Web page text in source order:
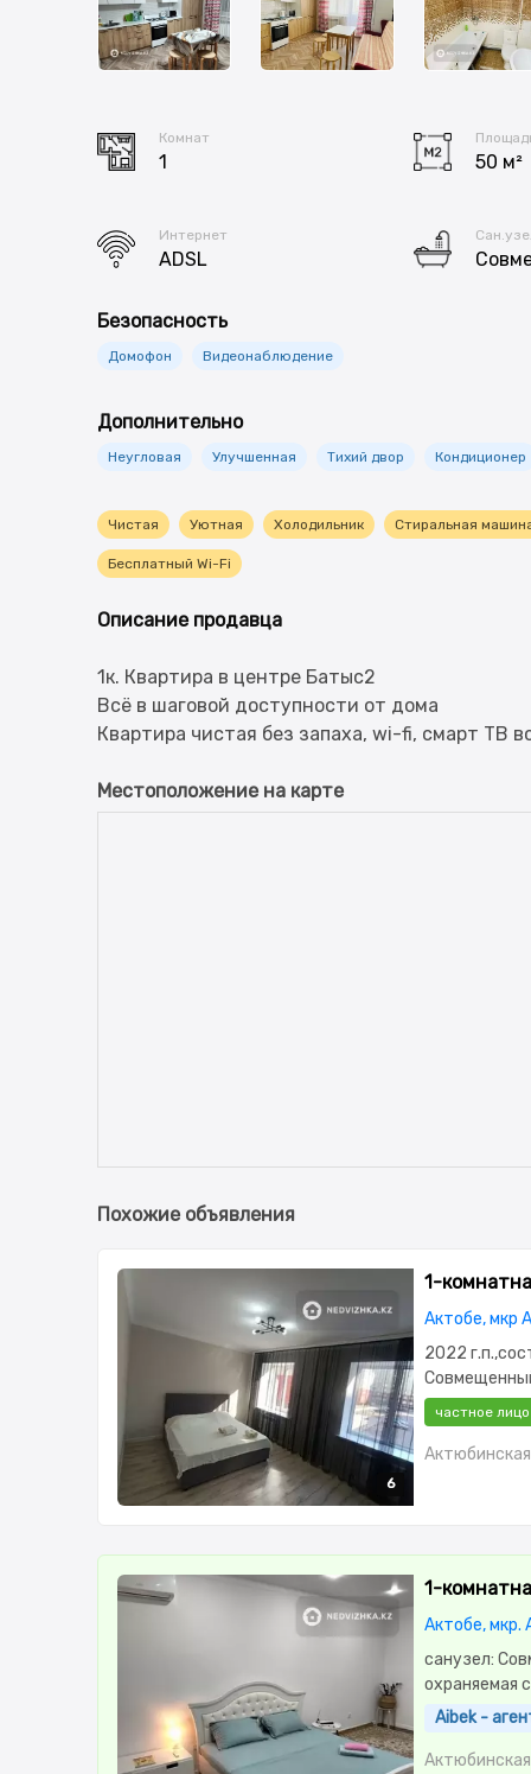
Комнат
1 50 м²
Интернет
ADSL
Безопасность
Домофон Видеонаблюдение
Дополнительно
Неугловая Улучшенная Тихий двор Кондиционер
Чистая Уютная Холодильник Стиральная
Бесплатный Wi-Fi
Описание продавца
1к. Квартира в центре Батыс2
Всё в шаговой доступности от дома
Местоположение на карте
Похожие объявления
6
6
6
6
6
1-
Актобе, мкр
2022
кухня,Новая
частное лицо
1-
Актобе, мкр.
санузел:
охраняемая
Aibek -